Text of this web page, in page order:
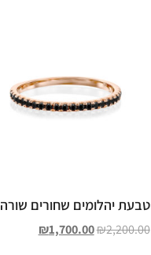
טבעת יהלומים שחורים שורה
₪2,200.00
₪1,700.00